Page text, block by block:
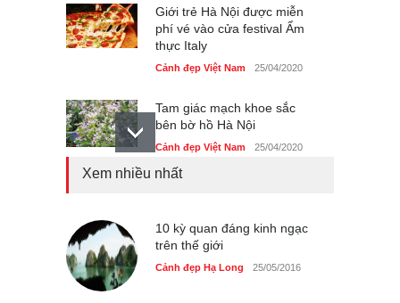
Giới trẻ Hà Nội được miễn
phí vé vào cửa festival Ẩm
thực Italy
Cảnh đẹp Việt Nam 25/04/2020
Tam giác mạch khoe sắc
bên bờ hồ Hà Nội
Cảnh đẹp Việt Nam 25/04/2020
Cảnh đẹp Việt Nam 24/04/2020
Những món ăn đồng quê
Xem nhiều nhất
10 kỳ quan đáng kinh ngạc
trên thế giới
Cảnh đẹp Hạ Long 25/05/2016